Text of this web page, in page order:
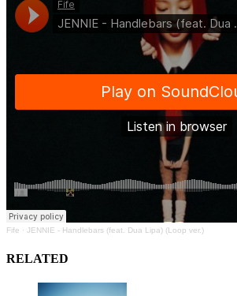
Fife · JENNIE - Handlebars (feat. Dua Lipa) (Loop ver.)
RELATED